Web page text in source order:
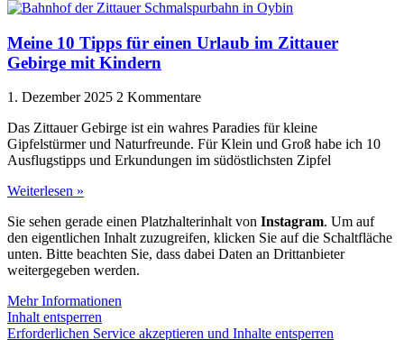
Meine 10 Tipps für einen Urlaub im Zittauer
Gebirge mit Kindern
1. Dezember 2025 2 Kommentare
Das Zittauer Gebirge ist ein wahres Paradies für kleine
Gipfelstürmer und Naturfreunde. Für Klein und Groß habe ich 10
Ausflugstipps und Erkundungen im südöstlichsten Zipfel
Weiterlesen »
Sie sehen gerade einen Platzhalterinhalt von Instagram. Um auf
den eigentlichen Inhalt zuzugreifen, klicken Sie auf die Schaltfläche
unten. Bitte beachten Sie, dass dabei Daten an Drittanbieter
weitergegeben werden.
Mehr Informationen
Inhalt entsperren
Erforderlichen Service akzeptieren und Inhalte entsperren